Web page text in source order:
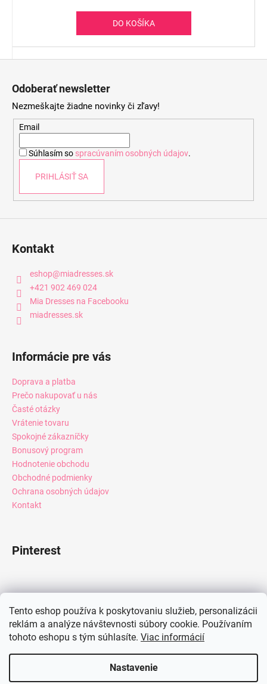
Tento eshop používa k poskytovaniu služieb, personalizácii
reklám a analýze návštevnosti súbory cookie. Používaním
tohoto eshopu s tým súhlasíte. Viac informácií
Nastavenie
DO KOŠÍKA
Odoberať newsletter
Nezmeškajte žiadne novinky či zľavy!
Email
Súhlasím so spracúvaním osobných údajov.
PRIHLÁSIŤ SA
Kontakt
eshop@miadresses.sk
+421 902 469 024
Mia Dresses na Facebooku
miadresses.sk
Informácie pre vás
Doprava a platba
Prečo nakupovať u nás
Časté otázky
Vrátenie tovaru
Spokojné zákazníčky
Bonusový program
Hodnotenie obchodu
Obchodné podmienky
Ochrana osobných údajov
Kontakt
Pinterest
Instagram